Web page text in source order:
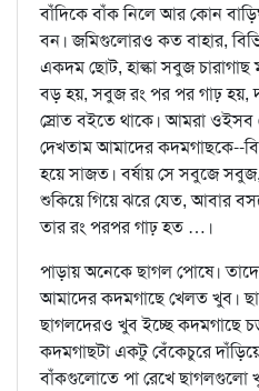
বাঁদিকে বাঁক নিলে আর কোন
বন। জমিগুলোরও কত বাহার,
একদম ছোট, হাল্কা সবুজ চারাগাছ
বড় হয়, সবুজ রং পর পর গাঢ় হয়,
স্রোত বইতে থাকে। আমরা
দেখতাম আমাদের কদমগাছকে--
হয়ে সাজত। বর্ষায় সে সবুজে
শুকিয়ে গিয়ে ঝরে যেত, আবার
তার রং পরপর গাঢ় হত …।
পাড়ায় অনেকে ছাগল পোষে। তাদের
আমাদের কদমগাছে খেলত খুব।
ছাগলদেরও খুব ইচ্ছে কদমগাছে
কদমগাছটা একটু বেঁকেচুরে
বাঁকগুলোতে পা রেখে ছাগলগুলো